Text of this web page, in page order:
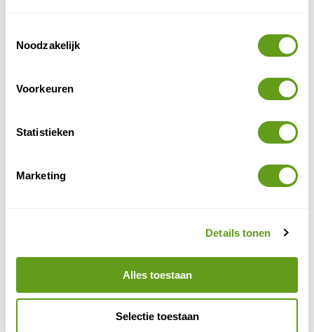
Noodzakelijk
Voorkeuren
Statistieken
Marketing
Details tonen
Alles toestaan
Selectie toestaan
© Naturescanner Cindy
zijn als volgt
Peer - Pelt
Hike langs de Vughterbrug met vistrap, steek het
water over met het pontje de Moerasdraak, bekijk
het oude gemaal bij de Bossche Broek, verken
Pelt - Dommelen
Geniet van de natuur in het Dommeldal, bekijk de
oude boerderij van het Duijfhuis met haar